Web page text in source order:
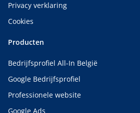
Privacy verklaring
Cookies
Producten
Bedrijfsprofiel All-In België
Google Bedrijfsprofiel
Professionele website
Google Ads